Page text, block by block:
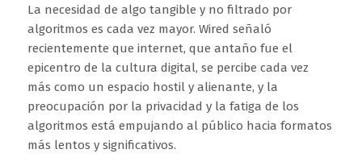
La necesidad de algo tangible y no filtrado por
algoritmos es cada vez mayor. Wired señaló
recientemente que internet, que antaño fue el
epicentro de la cultura digital, se percibe cada vez
más como un espacio hostil y alienante, y la
preocupación por la privacidad y la fatiga de los
algoritmos está empujando al público hacia formatos
más lentos y significativos.